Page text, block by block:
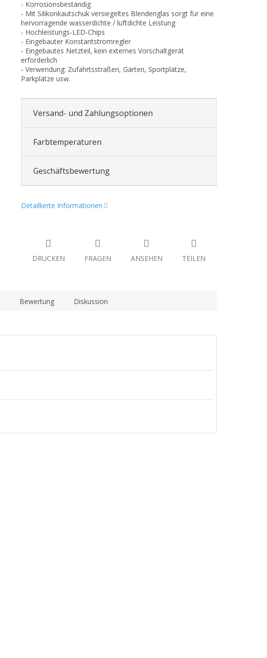
- Korrosionsbeständig
- Mit Silikonkautschuk versiegeltes Blendenglas sorgt für eine
hervorragende wasserdichte / luftdichte Leistung
- Hochleistungs-LED-Chips
- Eingebauter Konstantstromregler
- Eingebautes Netzteil, kein externes Vorschaltgerät
erforderlich
- Verwendung: Zufahrtsstraßen, Gärten, Sportplätze,
Parkplätze usw.
Versand- und Zahlungsoptionen
Farbtemperaturen
Geschäftsbewertung
Detaillierte Informationen
DRUCKEN FRAGEN ANSEHEN TEILEN
Bewertung Diskussion